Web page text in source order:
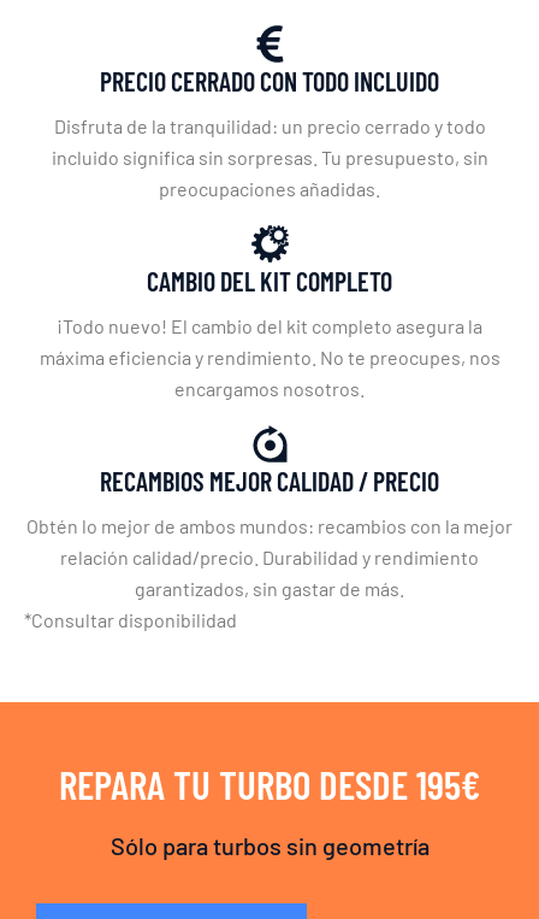
PRECIO CERRADO CON TODO INCLUIDO
Disfruta de la tranquilidad: un precio cerrado y todo
incluido significa sin sorpresas. Tu presupuesto, sin
preocupaciones añadidas.
CAMBIO DEL KIT COMPLETO
¡Todo nuevo! El cambio del kit completo asegura la
máxima eficiencia y rendimiento. No te preocupes, nos
encargamos nosotros.
RECAMBIOS MEJOR CALIDAD / PRECIO
Obtén lo mejor de ambos mundos: recambios con la mejor
relación calidad/precio. Durabilidad y rendimiento
garantizados, sin gastar de más.
*Consultar disponibilidad
REPARA TU TURBO DESDE 195€
Sólo para turbos sin geometría